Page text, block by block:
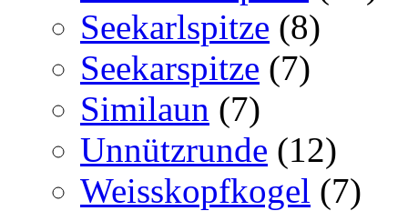
Seekarlspitze (8)
Seekarspitze (7)
Similaun (7)
Unnützrunde (12)
Weisskopfkogel (7)